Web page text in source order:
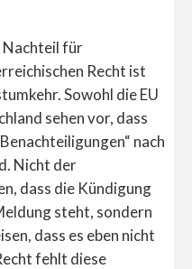
Nachteil für
Recht ist
Sowohl die EU
sehen vor, dass
nach
Nicht der
dass die Kündigung
steht, sondern
dass es eben nicht
fehlt diese